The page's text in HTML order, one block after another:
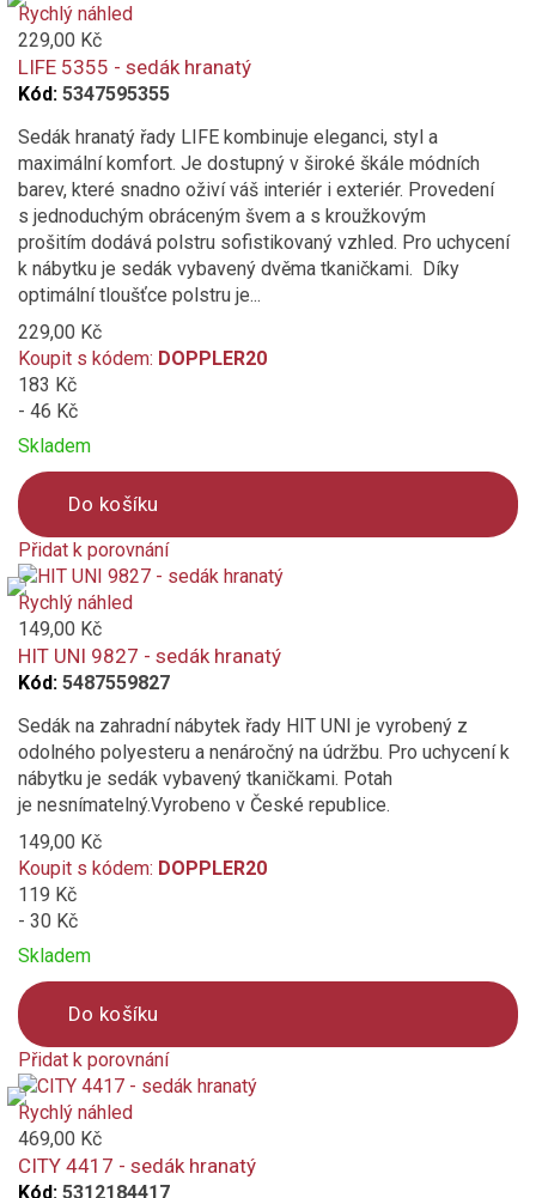
is
added
to
compare
Rychlý náhled
229,00 Kč
LIFE 5355 - sedák hranatý
Kód: 5347595355
Sedák hranatý řady LIFE kombinuje eleganci, styl a
maximální komfort. Je dostupný v široké škále módních
barev, které snadno oživí váš interiér i exteriér. Provedení
s jednoduchým obráceným švem a s kroužkovým
prošitím dodává polstru sofistikovaný vzhled. Pro uchycení
k nábytku je sedák vybavený dvěma tkaničkami. Díky
optimální tloušťce polstru je...
229,00 Kč
Koupit s kódem: DOPPLER20
183 Kč
- 46 Kč
Skladem
Do košíku
Přidat k porovnání
Product
is
added
to
compare
Rychlý náhled
149,00 Kč
HIT UNI 9827 - sedák hranatý
Kód: 5487559827
Sedák na zahradní nábytek řady HIT UNI je vyrobený z
odolného polyesteru a nenáročný na údržbu. Pro uchycení k
nábytku je sedák vybavený tkaničkami. Potah
je nesnímatelný.Vyrobeno v České republice.
149,00 Kč
Koupit s kódem: DOPPLER20
119 Kč
- 30 Kč
Skladem
Do košíku
Přidat k porovnání
Product
is
added
to
compare
Rychlý náhled
469,00 Kč
CITY 4417 - sedák hranatý
Kód: 5312184417